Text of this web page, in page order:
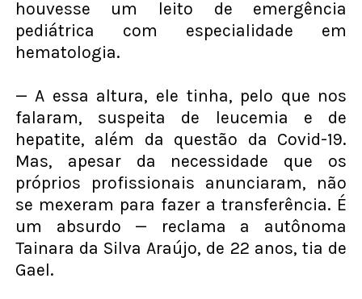
houvesse um leito de emergência
pediátrica com especialidade em
hematologia.
— A essa altura, ele tinha, pelo que nos
falaram, suspeita de leucemia e de
hepatite, além da questão da Covid-19.
Mas, apesar da necessidade que os
próprios profissionais anunciaram, não
se mexeram para fazer a transferência. É
um absurdo — reclama a autônoma
Tainara da Silva Araújo, de 22 anos, tia de
Gael.